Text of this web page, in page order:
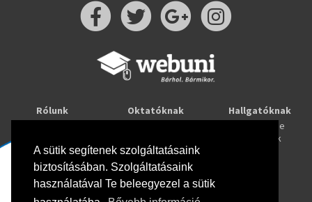
A sütik segítenek szolgáltatásaink
biztosításában. Szolgáltatásaink
használatával Te beleegyezel a sütik
Rólunk
Oktatóknak
Webuni Stúdió
Hallgatóknak
Tanulj online
Képzések
Info
Adatkezelési tájékoztató
ÁSZF